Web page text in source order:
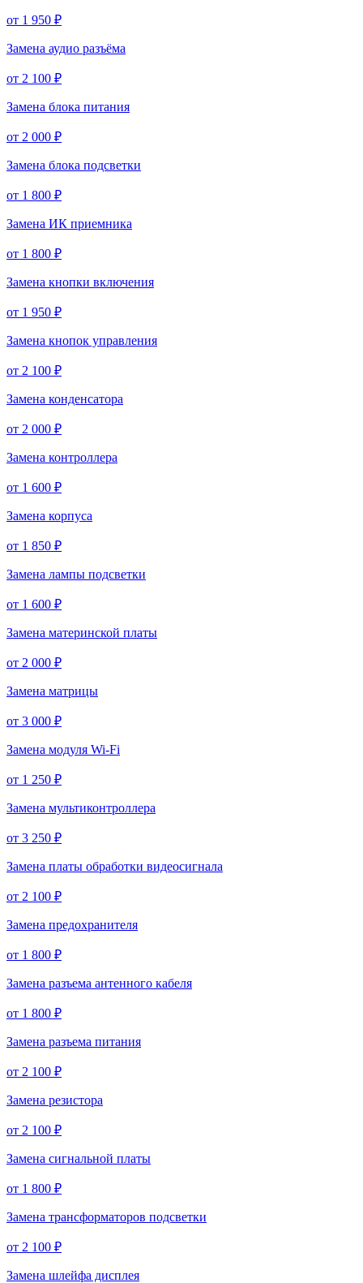
от 1 950 ₽
Замена аудио разъёма
от 2 100 ₽
Замена блока питания
от 2 000 ₽
Замена блока подсветки
от 1 800 ₽
Замена ИК приемника
от 1 800 ₽
Замена кнопки включения
от 1 950 ₽
Замена кнопок управления
от 2 100 ₽
Замена конденсатора
от 2 000 ₽
Замена контроллера
от 1 600 ₽
Замена корпуса
от 1 850 ₽
Замена лампы подсветки
от 1 600 ₽
Замена материнской платы
от 2 000 ₽
Замена матрицы
от 3 000 ₽
Замена модуля Wi-Fi
от 1 250 ₽
Замена мультиконтроллера
от 3 250 ₽
Замена платы обработки видеосигнала
от 2 100 ₽
Замена предохранителя
от 1 800 ₽
Замена разъема антенного кабеля
от 1 800 ₽
Замена разъема питания
от 2 100 ₽
Замена резистора
от 2 100 ₽
Замена сигнальной платы
от 1 800 ₽
Замена трансформаторов подсветки
от 2 100 ₽
Замена шлейфа дисплея